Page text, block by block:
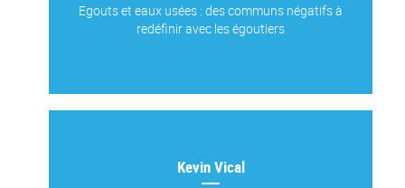
Egouts et eaux usées : des communs négatifs à
redéfinir avec les égoutiers
Kevin Vical